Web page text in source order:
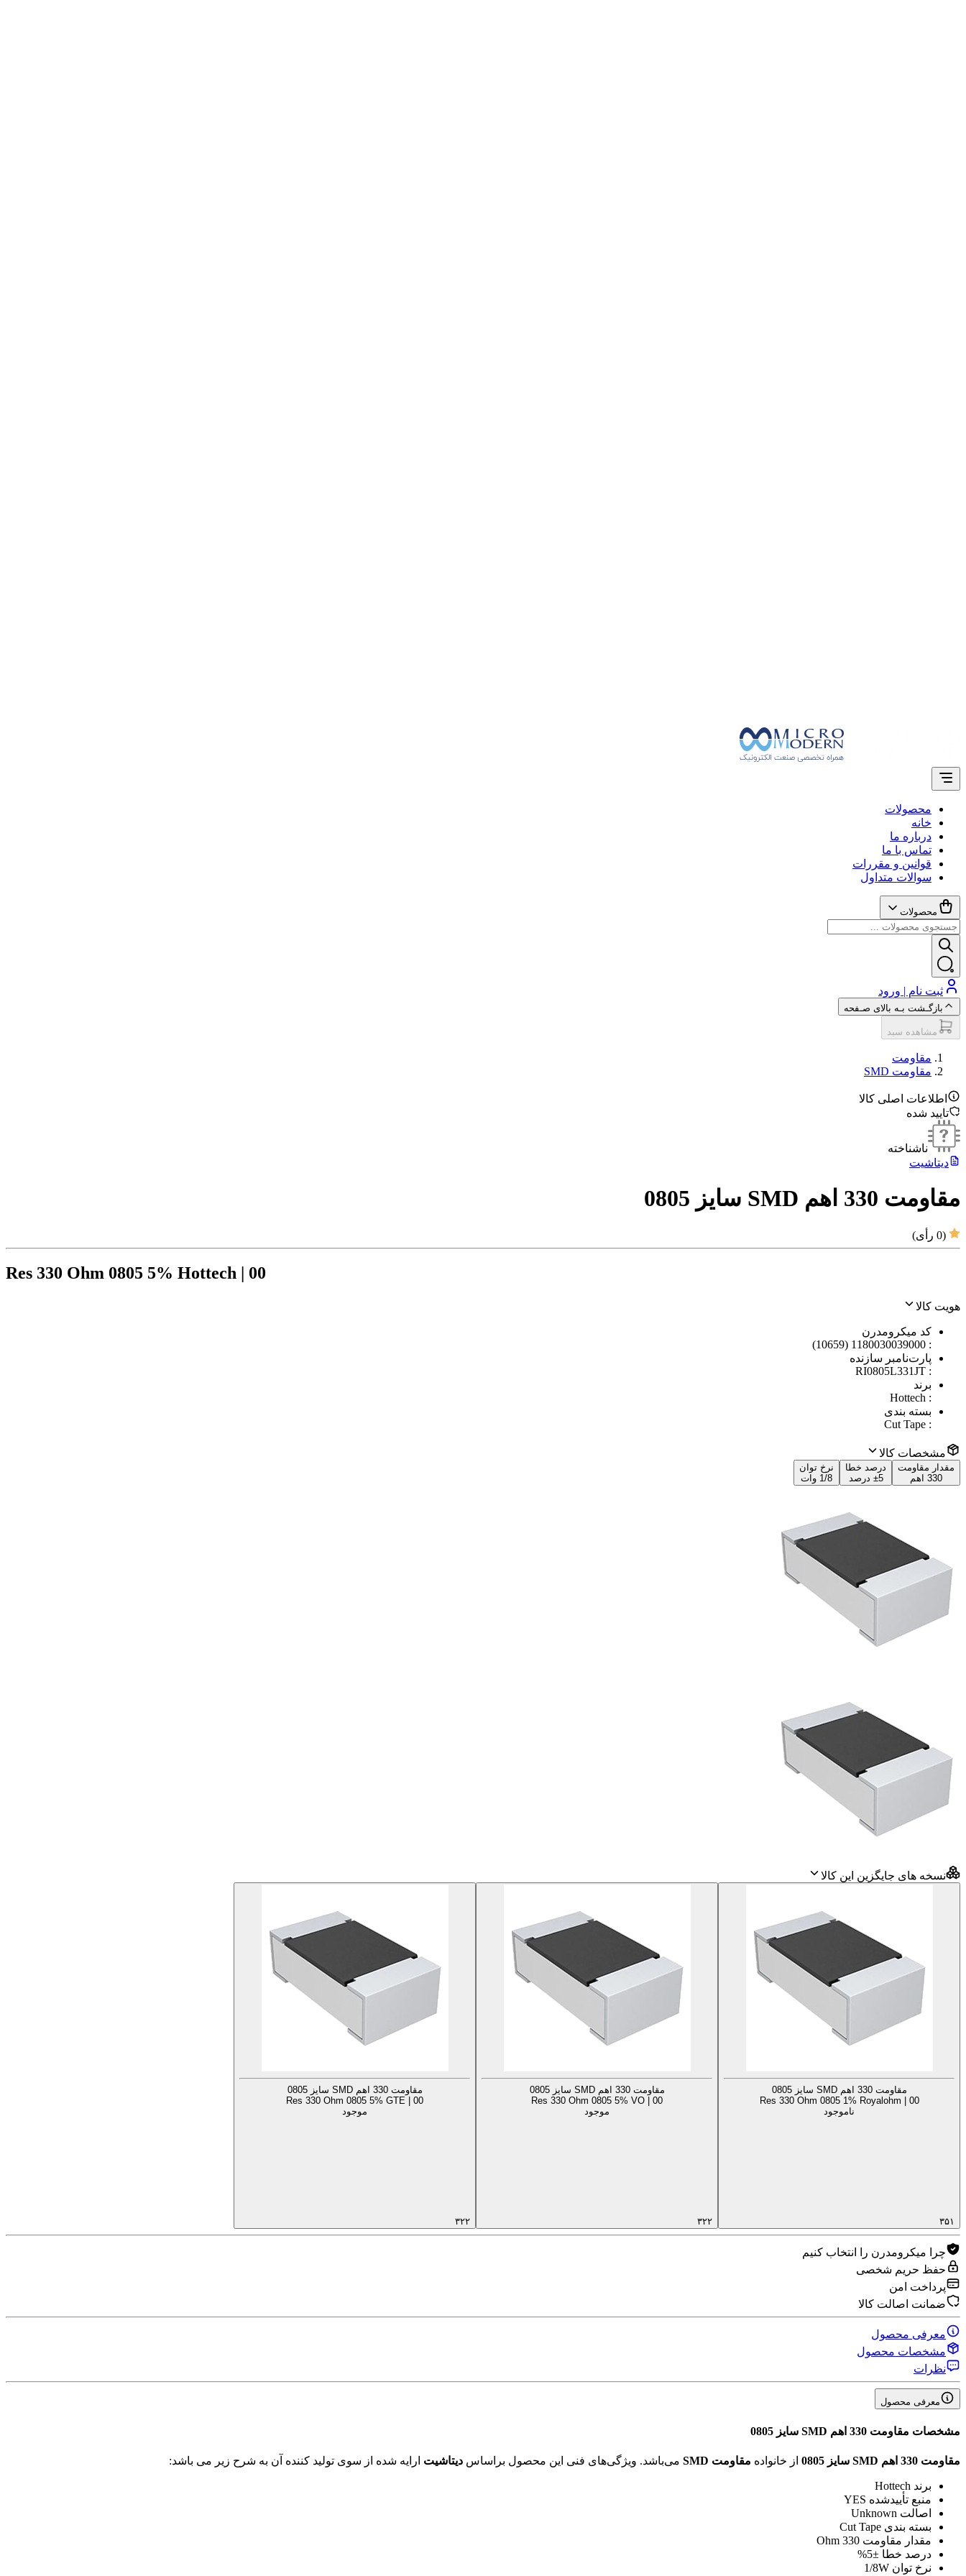
محصولات
خانه
درباره ما
تماس با ما
قوانین و مقررات
سوالات متداول
محصولات
ثبت نام | ورود
بازگـشت بـه بالای صـفحه
مشاهده سبد
مقاومت‌
مقاومت SMD
اطلاعات اصلی کالا
تایید شده
ناشناخته
دیتاشیت
مقاومت 330 اهم SMD سایز 0805
(
0 رأی)
Res 330 Ohm 0805 5% Hottech | 00
هویت کالا
کد میکرومدرن
:
1180030039000 (10659)
پارت‌نامبر سازنده
:
RI0805L331JT
برند
:
Hottech
بسته بندی
:
Cut Tape
مشخصات کالا
مقدار مقاومت
330 اهم
درصد خطا
±5 درصد
نرخ توان
1/8 وات
نسخه های جایگزین این کالا
مقاومت 330 اهم SMD سایز 0805
Res 330 Ohm 0805 1% Royalohm | 00
ناموجود
۳۵۱
مقاومت 330 اهم SMD سایز 0805
Res 330 Ohm 0805 5% VO | 00
موجود
۳۲۲
مقاومت 330 اهم SMD سایز 0805
Res 330 Ohm 0805 5% GTE | 00
موجود
۳۲۲
چرا میکرومدرن را انتخاب کنیم
حفظ حریم شخصی
پرداخت امن
ضمانت اصالت کالا
معرفی محصول
مشخصات محصول
نظرات
معرفی محصول
مشخصات مقاومت 330 اهم SMD سایز 0805
مقاومت 330 اهم SMD سایز 0805 از خانواده مقاومت SMD می‌باشد. ویژگی‌های فنی این محصول براساس دیتاشیت ارایه شده از سوی تولید کننده آن به شرح زیر می باشد:
برند Hottech
منبع تأیید‌شده YES
اصالت Unknown
بسته بندی Cut Tape
مقدار مقاومت 330 Ohm
درصد خطا ±5%
نرخ توان 1/8W